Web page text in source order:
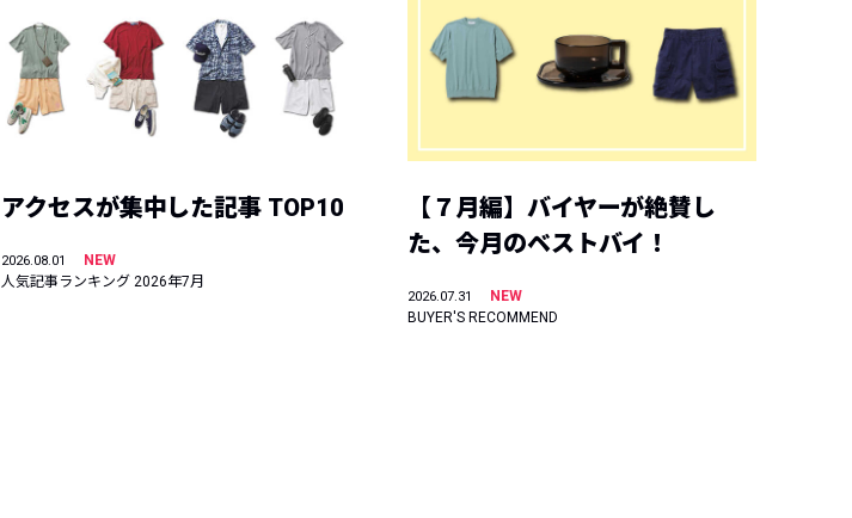
アクセスが集中した記事 TOP10
2026.08.01
NEW
人気記事ランキング 2026年7月
【７月編】バイヤーが絶賛し
た、今月のベストバイ！
2026.07.31
NEW
BUYER'S RECOMMEND